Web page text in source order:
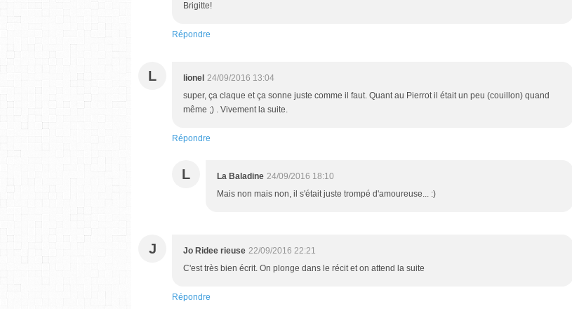
Brigitte!
Répondre
L lionel 24/09/2016 13:04
super, ça claque et ça sonne juste comme il faut. Quant au Pierrot il était un peu (couillon) quand
même ;) . Vivement la suite.
Répondre
L La Baladine 24/09/2016 18:10
Mais non mais non, il s'était juste trompé d'amoureuse... :)
J Jo Ridee rieuse 22/09/2016 22:21
C'est très bien écrit. On plonge dans le récit et on attend la suite
Répondre